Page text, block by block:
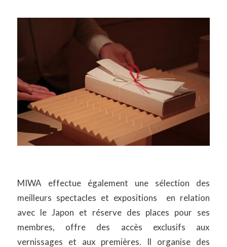
MIWA effectue également une sélection des
meilleurs spectacles et expositions en relation
avec le Japon et réserve des places pour ses
membres, offre des accès exclusifs aux
vernissages et aux premières. Il organise des